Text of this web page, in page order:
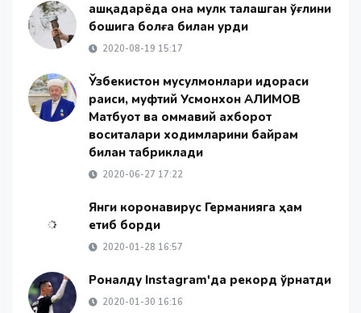
Қашқадарёда она мулк талашган ўғлини
бошига болға билан урди
2020-08-19 15:17
Ўзбекистон мусулмонлари идораси
раиси, муфтий Усмонхон АЛИМОВ
Матбуот ва оммавий ахборот
воситалари ходимларини байрам
билан табриклади
2020-06-27 17:22
Янги коронавирус Германияга ҳам
етиб борди
2020-01-28 16:57
Роналду Instagram'да рекорд ўрнатди
2020-01-30 16:16